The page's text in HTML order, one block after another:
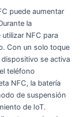
puede aumentar
la
NFC para
Con un solo toque
se activa
teléfono
NFC, la batería
de suspensión
de IoT.